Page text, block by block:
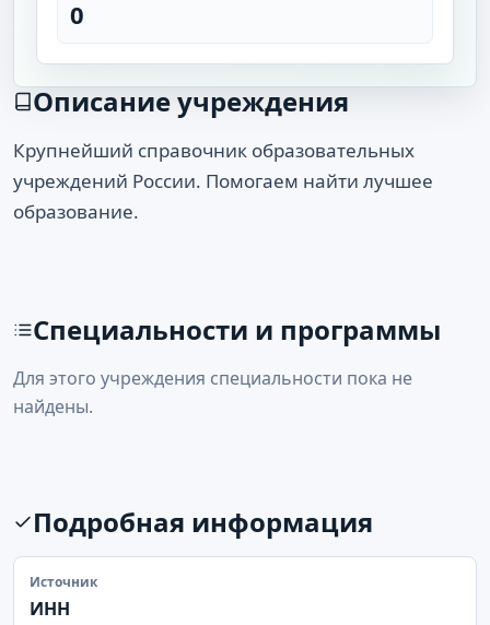
0
Описание учреждения
Крупнейший справочник образовательных
учреждений России. Помогаем найти лучшее
образование.
Специальности и программы
Для этого учреждения специальности пока не
найдены.
Подробная информация
Источник
ИНН